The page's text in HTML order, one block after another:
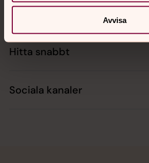
Avvisa
Hitta snabbt
Sociala kanaler